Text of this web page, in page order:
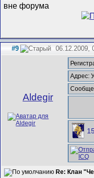
#9 06.12.2009,
Aldegir
Адрес:
Re: Клан